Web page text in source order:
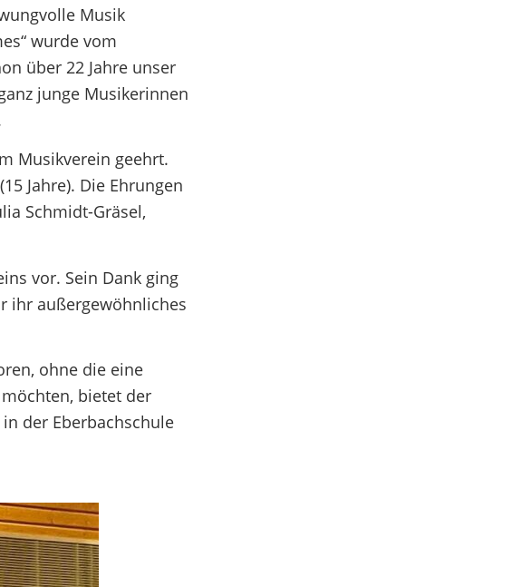
Musik
wurde vom
über 22 Jahre unser
junge Musikerinnen
Musikverein geehrt.
Jahre). Die Ehrungen
Schmidt-Gräsel,
vor. Sein Dank ging
ihr außergewöhnliches
ohne die eine
bietet der
der Eberbachschule